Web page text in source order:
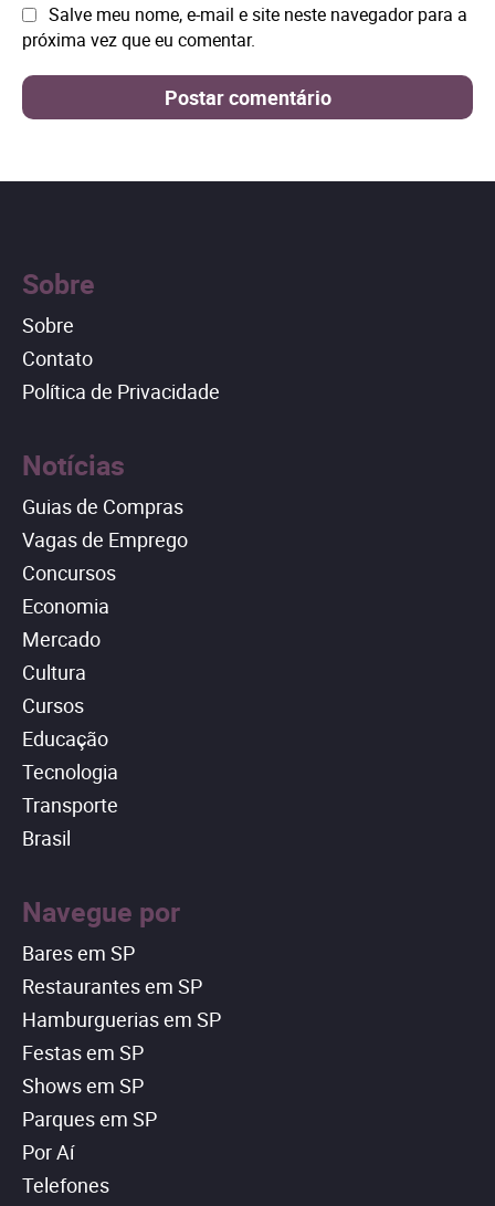
Site: Salve meu nome, e-mail e site neste navegador para a
próxima vez que eu comentar.
Sobre
Sobre
Contato
Política de Privacidade
Notícias
Guias de Compras
Vagas de Emprego
Concursos
Economia
Mercado
Cultura
Cursos
Educação
Tecnologia
Transporte
Brasil
Navegue por
Bares em SP
Restaurantes em SP
Hamburguerias em SP
Festas em SP
Shows em SP
Parques em SP
Por Aí
Telefones